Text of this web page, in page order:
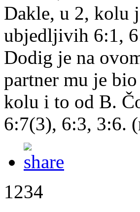
Dakle, u 2, kolu
ubjedljivih 6:1,
Dodig je na
partner mu je
kolu i to od B.
6:7(3), 6:3, 3:6.
1234